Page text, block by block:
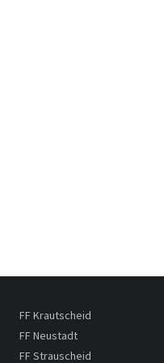
FF Krautscheid
FF Neustadt
FF Strauscheid